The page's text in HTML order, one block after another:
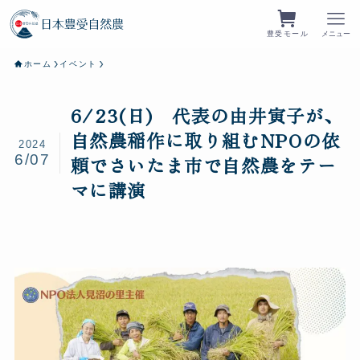
豊受モール メニュー
ホーム イベント
6/23(日) 代表の由井寅子が、
自然農稲作に取り組むNPOの依
頼でさいたま市で自然農をテー
マに講演
2024
6/07